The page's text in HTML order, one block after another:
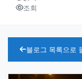
조회
블로그 목록으로